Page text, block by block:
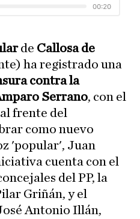
de Callosa de
ha registrado una
contra la
Serrano, con el
frente del
como nuevo
'popular', Juan
cuenta con el
del PP, la
Griñán, y el
Antonio Illán,